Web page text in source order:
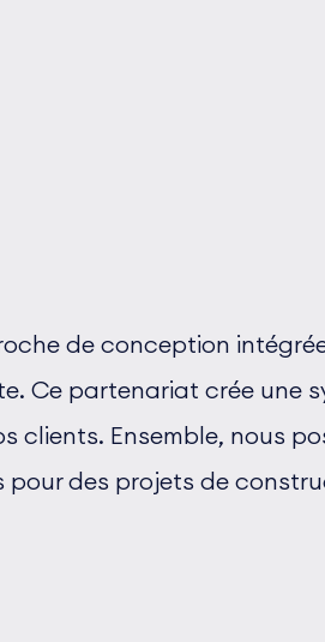
de conception
Ce partenariat crée une
clients. Ensemble, nous
pour des projets de